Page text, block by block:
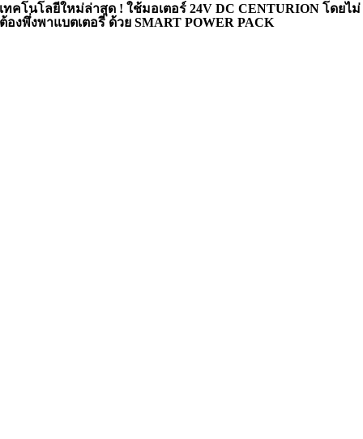
เทคโนโลยีใหม่ล่าสุด ! ใช้มอเตอร์ 24V DC CENTURION โดยไม่
ต้องพึ่งพาแบตเตอรี่ ด้วย SMART POWER PACK